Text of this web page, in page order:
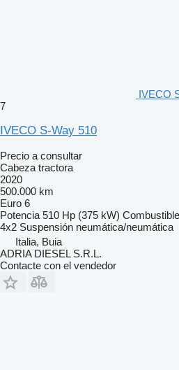
IVECO
7
IVECO S-Way 510
Precio a consultar
Cabeza tractora
2020
500.000 km
Euro 6
Potencia 510 Hp (375 kW) Combustible
4x2 Suspensión neumática/neumática
Italia, Buia
ADRIA DIESEL S.R.L.
Contacte con el vendedor